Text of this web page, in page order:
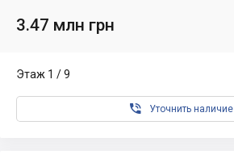
3.47 млн грн
Этаж 1 / 9
 Уточнить наличие